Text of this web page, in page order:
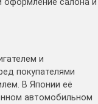
оформление салона и
и
покупателями
В Японии её
автомобильном